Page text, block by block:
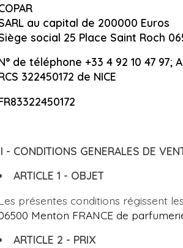
au capital de 200000 Euros
social 25 Place Saint Roch
de téléphone +33 4 92 10 47
322450172 de NICE
- CONDITIONS GENERALES DE
ARTICLE 1 - OBJET
présentes conditions régissent
Menton FRANCE de
ARTICLE 2 - PRIX